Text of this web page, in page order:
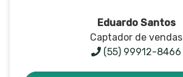
Eduardo Santos
Captador de vendas
(55) 99912-8466